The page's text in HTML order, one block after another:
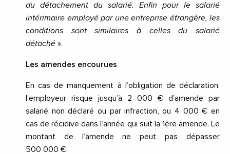
du détachement du salarié. Enfin pour le salarié
intérimaire employé par une entreprise étrangère, les
conditions sont similaires à celles du salarié
détaché ».
Les amendes encourues
En cas de manquement à l’obligation de déclaration,
l’employeur risque jusqu’à 2 000 € d’amende par
salarié non déclaré ou par infraction, ou 4 000 € en
cas de récidive dans l’année qui suit la 1ère amende. Le
montant de l’amende ne peut pas dépasser
500 000 €.